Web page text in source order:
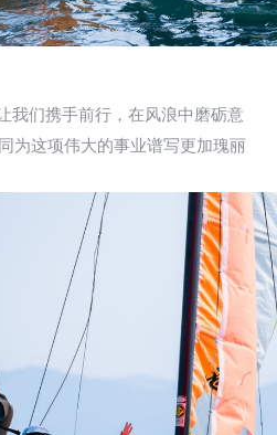
们携手前行，在风浪中磨砺意
为这项伟大的事业谱写更加瑰丽